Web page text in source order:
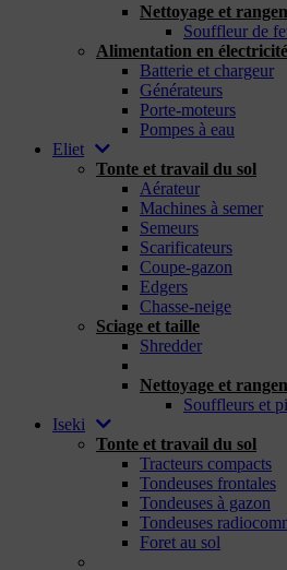
Nettoyage et
Souffleur de
Alimentation en
Batterie et chargeur
Générateurs
Porte-moteurs
Pompes à eau
Eliet
Tonte et travail du sol
Aérateur
Machines à semer
Semeurs
Scarificateurs
Coupe-gazon
Edgers
Chasse-neige
Sciage et taille
Shredder
Nettoyage et
Souffleurs et
Iseki
Tonte et travail du sol
Tracteurs compacts
Tondeuses frontales
Tondeuses à gazon
Tondeuses
Foret au sol